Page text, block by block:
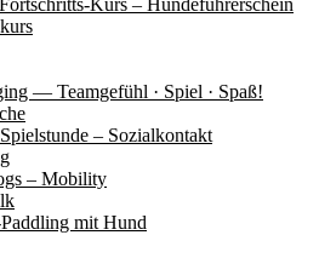
Kurs – Hundeführerschein
— Teamgefühl · Spiel · Spaß!
– Sozialkontakt
– Mobility
mit Hund